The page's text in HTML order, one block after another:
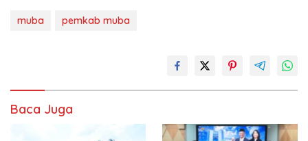
muba pemkab muba
Baca Juga